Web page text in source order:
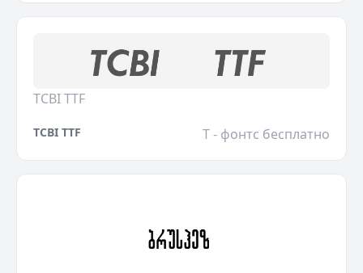
TCBI TTF
TCBI TTF T - фонтс бесплатно